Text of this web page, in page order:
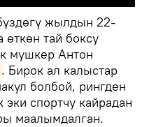
жылдын 22-
тай боксу
мушкер Антон
. Бирок ал калыстар
болбой, рингден
спортчу кайрадан
маалымдалган.